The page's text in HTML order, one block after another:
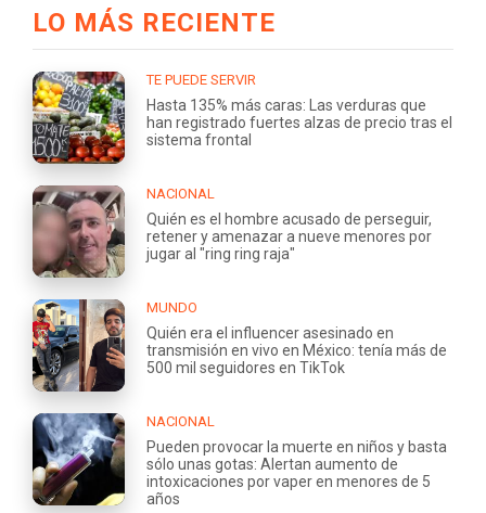
LO MÁS RECIENTE
TE PUEDE SERVIR
Hasta 135% más caras: Las verduras que
han registrado fuertes alzas de precio tras el
sistema frontal
NACIONAL
Quién es el hombre acusado de perseguir,
retener y amenazar a nueve menores por
jugar al "ring ring raja"
MUNDO
Quién era el influencer asesinado en
transmisión en vivo en México: tenía más de
500 mil seguidores en TikTok
NACIONAL
Pueden provocar la muerte en niños y basta
sólo unas gotas: Alertan aumento de
intoxicaciones por vaper en menores de 5
años